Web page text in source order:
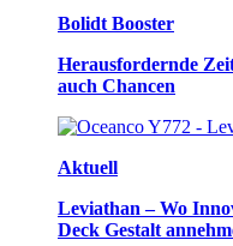
Bolidt Booster
Herausfordernde
auch Chancen
Aktuell
Leviathan – Wo
Deck Gestalt